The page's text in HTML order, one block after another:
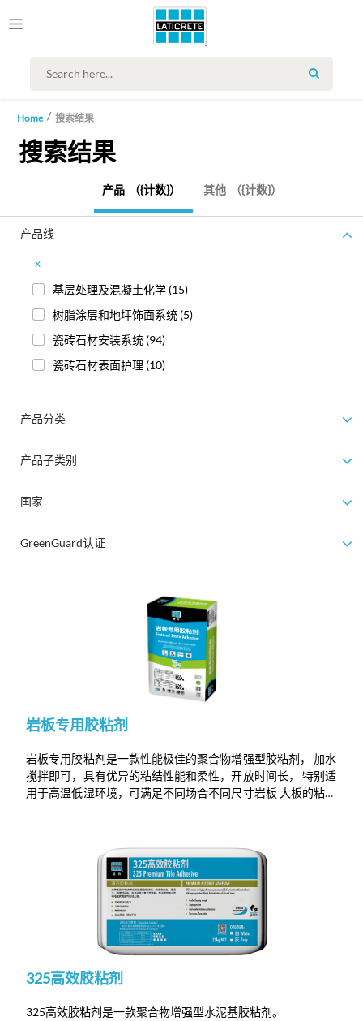
SEARCH
Home 搜索结果
搜索结果
产品 （{计数}） 其他 （{计数}）
产品线
x
基层处理及混凝土化学 (15)
树脂涂层和地坪饰面系统 (5)
瓷砖石材安装系统 (94)
瓷砖石材表面护理 (10)
产品分类
产品子类别
国家
GreenGuard认证
岩板专用胶粘剂
岩板专用胶粘剂是一款性能极佳的聚合物增强型胶粘剂， 加水
搅拌即可，具有优异的粘结性能和柔性，开放时间长， 特别适
用于高温低湿环境，可满足不同场合不同尺寸岩板 大板的粘贴
325高效胶粘剂
325高效胶粘剂是一款聚合物增强型水泥基胶粘剂。